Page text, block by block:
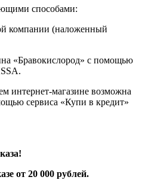
способами:
компании (наложенный
«Бравокислород» с помощью
интернет-магазине возможна
сервиса «Купи в кредит»
от 20 000 рублей.